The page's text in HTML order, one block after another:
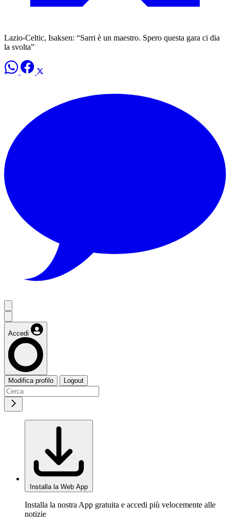
Lazio-Celtic, Isaksen: “Sarri è un maestro. Spero questa gara ci dia
la svolta”
Accedi
Modifica profilo Logout
Installa la Web App
Installa la nostra App gratuita e accedi più velocemente alle
notizie